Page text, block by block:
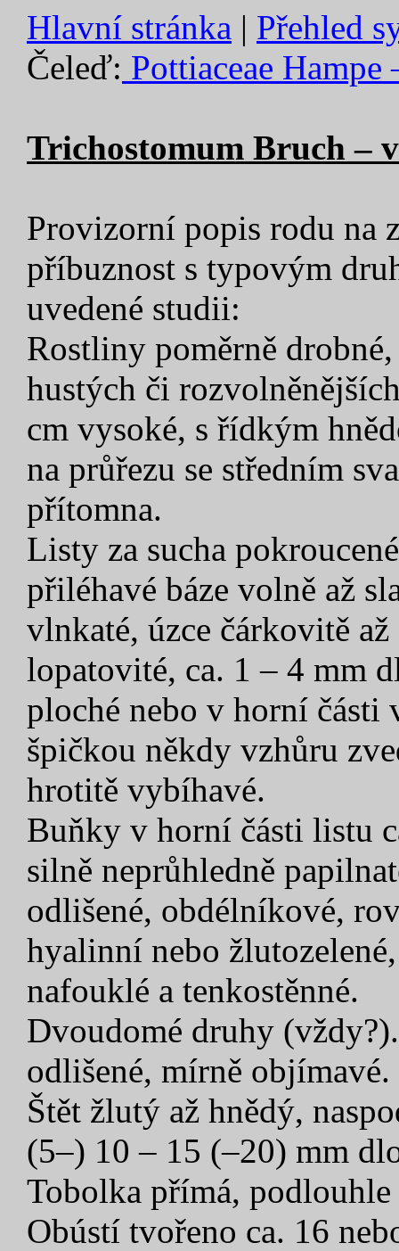
Hlavní stránka | Přehled
Čeleď: Pottiaceae
Trichostomum Bruch –
Provizorní popis rodu na
příbuznost s typovým
uvedené studii:
Rostliny poměrně
hustých či
cm vysoké, s řídkým
na průřezu se středním
přítomna.
Listy za sucha
přiléhavé báze volně až
vlnkaté, úzce čárkovitě
lopatovité, ca. 1 – 4 mm
ploché nebo v horní části
špičkou někdy vzhůru
hrotitě vybíhavé.
Buňky v horní části listu
silně neprůhledně
odlišené, obdélníkové,
hyalinní nebo
nafouklé a tenkostěnné.
Dvoudomé druhy
odlišené, mírně objímavé.
Štět žlutý až hnědý,
(5–) 10 – 15 (–20) mm
Tobolka přímá,
Obústí tvořeno ca. 16